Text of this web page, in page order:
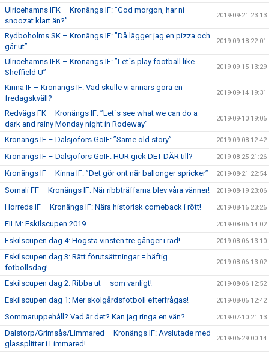
Ulricehamns IFK – Kronängs IF: ”God morgon, har ni
snoozat klart än?”
2019-09-21 23:13
Rydboholms SK – Kronängs IF: ”Då lägger jag en pizza och
går ut”
2019-09-18 22:01
Ulricehamns IFK – Kronängs IF: ”Let´s play football like
Sheffield U”
2019-09-15 13:29
Kinna IF – Kronängs IF: Vad skulle vi annars göra en
fredagskväll?
2019-09-14 19:31
Redvägs FK – Kronängs IF: ”Let´s see what we can do a
dark and rainy Monday night in Rodeway”
2019-09-10 19:06
Kronängs IF – Dalsjöfors GoIF: ”Same old story” 2019-09-08 12:42
Kronängs IF – Dalsjöfors GoIF: HUR gick DET DÄR till? 2019-08-25 21:26
Kronängs IF – Kinna IF: ”Det gör ont när ballonger spricker” 2019-08-21 22:54
Somali FF – Kronängs IF: När ribbträffarna blev våra vänner! 2019-08-19 23:06
Horreds IF – Kronängs IF: Nära historisk comeback i rött! 2019-08-16 23:26
FILM: Eskilscupen 2019 2019-08-06 14:02
Eskilscupen dag 4: Högsta vinsten tre gånger i rad! 2019-08-06 13:10
Eskilscupen dag 3: Rätt förutsättningar = häftig
fotbollsdag!
2019-08-06 13:02
Eskilscupen dag 2: Ribba ut – som vanligt! 2019-08-06 12:52
Eskilscupen dag 1: Mer skolgårdsfotboll efterfrågas! 2019-08-06 12:42
Sommaruppehåll? Vad är det? Kan jag ringa en vän? 2019-07-10 21:13
Dalstorp/Grimsås/Limmared – Kronängs IF: Avslutade med
glassplitter i Limmared!
2019-06-29 00:14